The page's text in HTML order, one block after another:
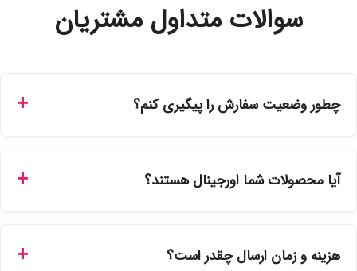
سوالات متداول مشتریان
چطور وضعیت سفارش را پیگیری کنم؟
سفارشات در سایت، وضعیت لحظه‌ای مرسوله را مشاهده کنید.
آیا محصولات شما اورجینال هستند؟
نمایندگی‌های معتبر تهیه شده و دارای بچ‌کد قابل استعلام هستند.
هزینه و زمان ارسال چقدر است؟